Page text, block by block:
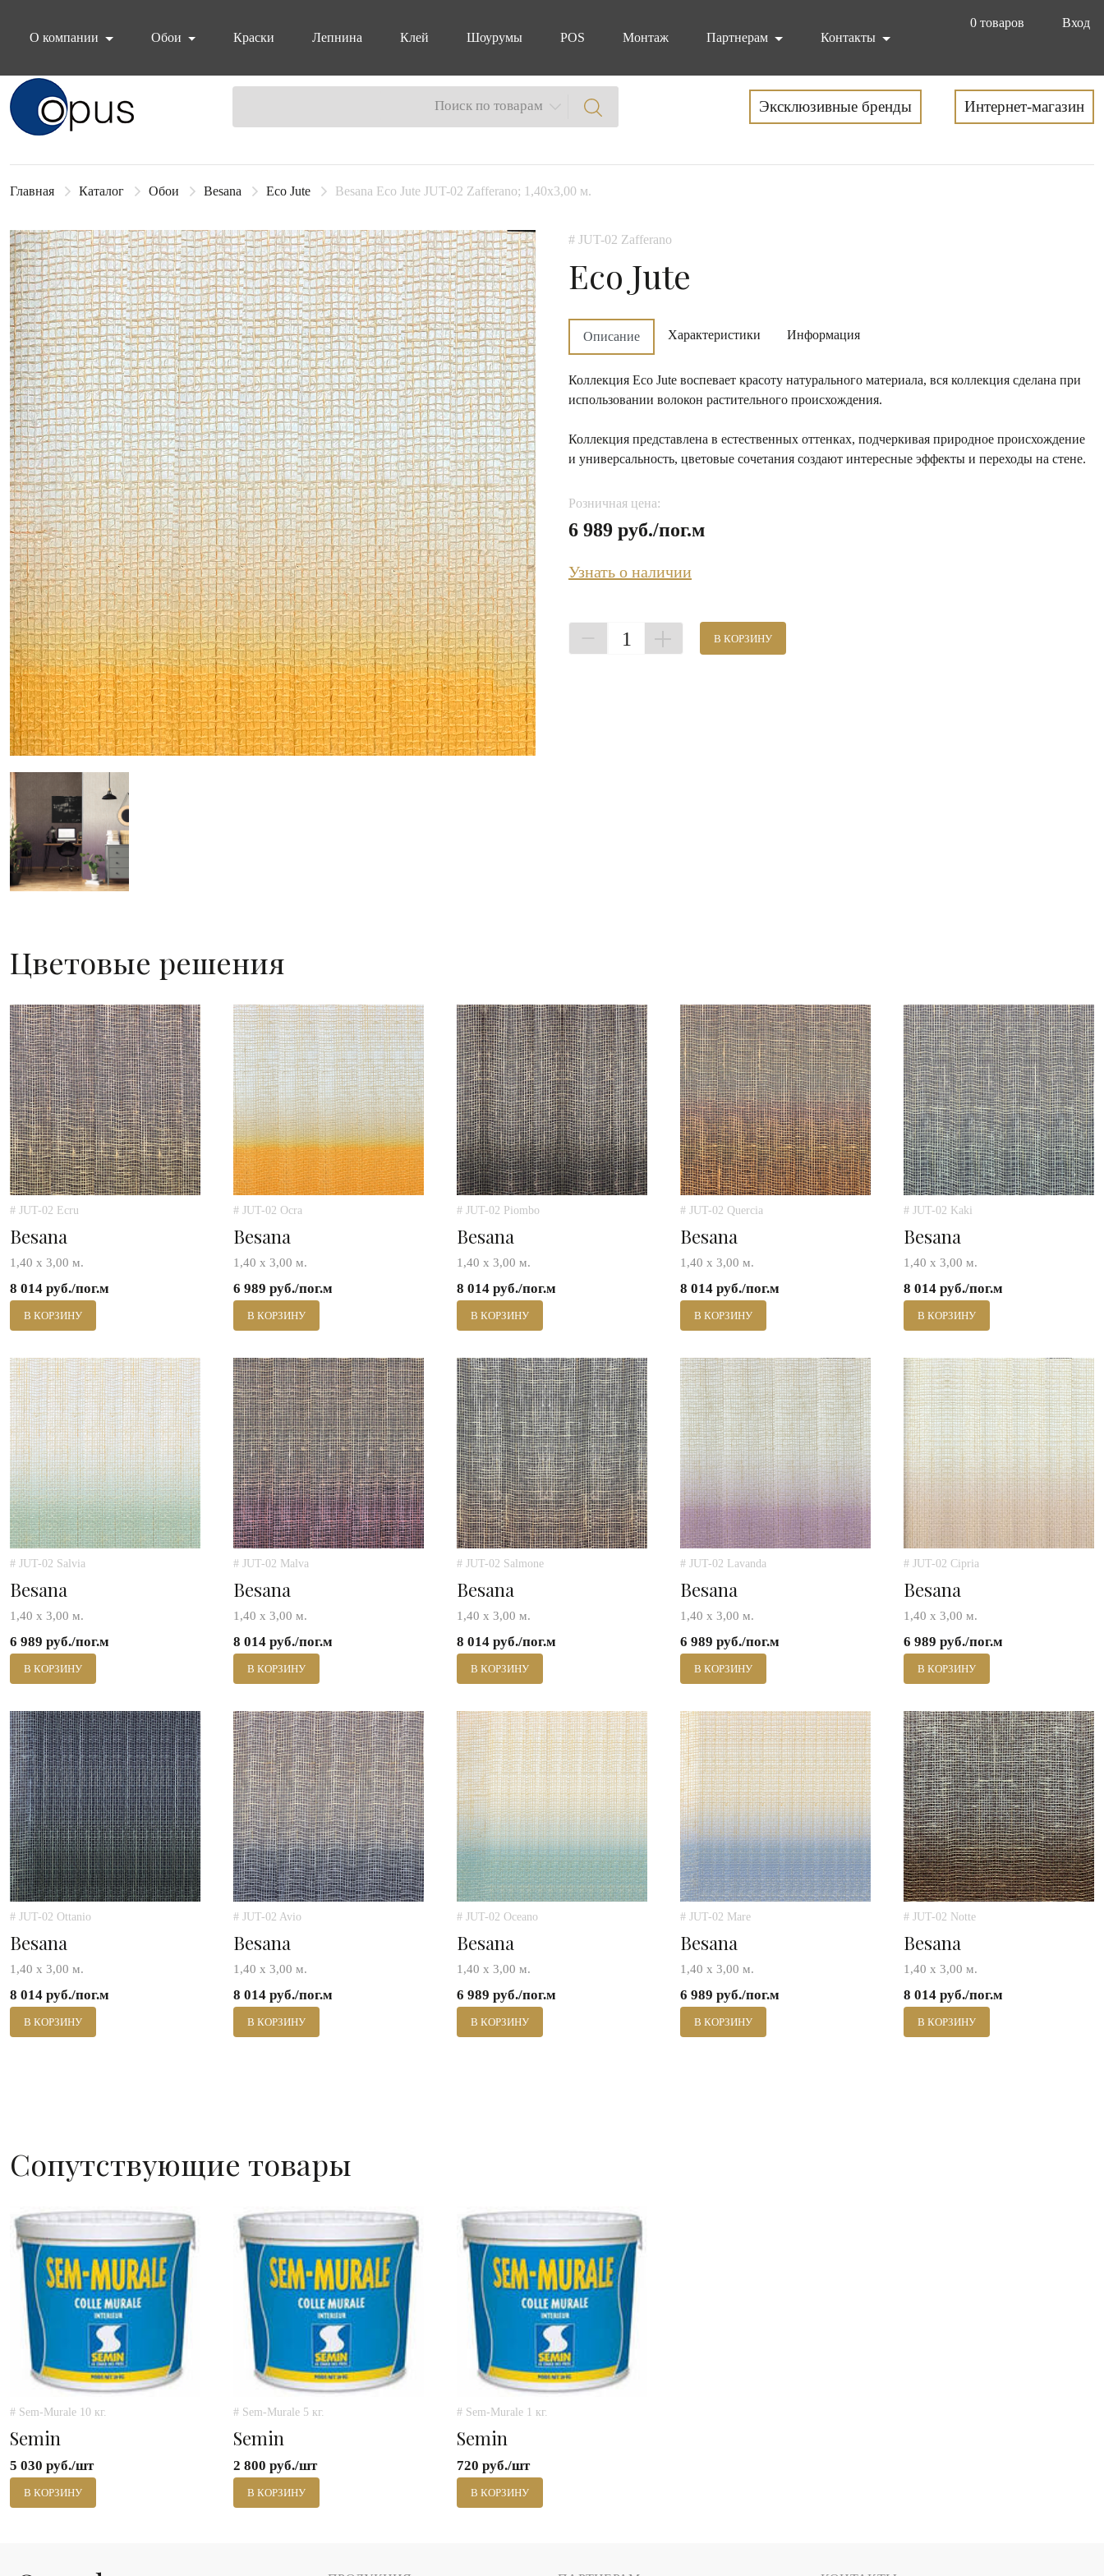
0 товаров
Вход
О компании
Обои Краски Лепнина Клей Шоурумы POS Монтаж Партнерам Контакты
Блок поиска Поиск по товарам Эксклюзивные бренды Интернет-магазин
Главная Каталог Обои Besana Eco Jute Besana Eco Jute JUT-02 Zafferano; 1,40x3,00 м.
# JUT-02 Zafferano
Eco Jute
Описание Характеристики Информация
Коллекция Eco Jute воспевает красоту натурального материала, вся коллекция сделана при
использовании волокон растительного происхождения.
Коллекция представлена в естественных оттенках, подчеркивая природное происхождение
и универсальность, цветовые сочетания создают интересные эффекты и переходы на стене.
Розничная цена:
6 989 руб./пог.м
Узнать о наличии
1 В КОРЗИНУ
Цветовые решения
# JUT-02 Ecru
Besana
1,40 х 3,00 м.
8 014 руб./пог.м
В КОРЗИНУ
# JUT-02 Ocra
Besana
1,40 х 3,00 м.
6 989 руб./пог.м
В КОРЗИНУ
# JUT-02 Piombo
Besana
1,40 х 3,00 м.
8 014 руб./пог.м
В КОРЗИНУ
# JUT-02 Quercia
Besana
1,40 х 3,00 м.
8 014 руб./пог.м
В КОРЗИНУ
# JUT-02 Kaki
Besana
1,40 х 3,00 м.
8 014 руб./пог.м
В КОРЗИНУ
# JUT-02 Salvia
Besana
1,40 х 3,00 м.
6 989 руб./пог.м
В КОРЗИНУ
# JUT-02 Malva
Besana
1,40 х 3,00 м.
8 014 руб./пог.м
В КОРЗИНУ
# JUT-02 Salmone
Besana
1,40 х 3,00 м.
8 014 руб./пог.м
В КОРЗИНУ
# JUT-02 Lavanda
Besana
1,40 х 3,00 м.
6 989 руб./пог.м
В КОРЗИНУ
# JUT-02 Cipria
Besana
1,40 х 3,00 м.
6 989 руб./пог.м
В КОРЗИНУ
# JUT-02 Ottanio
Besana
1,40 х 3,00 м.
8 014 руб./пог.м
В КОРЗИНУ
# JUT-02 Avio
Besana
1,40 х 3,00 м.
8 014 руб./пог.м
В КОРЗИНУ
# JUT-02 Oceano
Besana
1,40 х 3,00 м.
6 989 руб./пог.м
В КОРЗИНУ
# JUT-02 Mare
Besana
1,40 х 3,00 м.
6 989 руб./пог.м
В КОРЗИНУ
# JUT-02 Notte
Besana
1,40 х 3,00 м.
8 014 руб./пог.м
В КОРЗИНУ
Сопутствующие товары
# Sem-Murale 10 кг.
Semin
5 030 руб./шт
В КОРЗИНУ
# Sem-Murale 5 кг.
Semin
2 800 руб./шт
В КОРЗИНУ
# Sem-Murale 1 кг.
Semin
720 руб./шт
В КОРЗИНУ